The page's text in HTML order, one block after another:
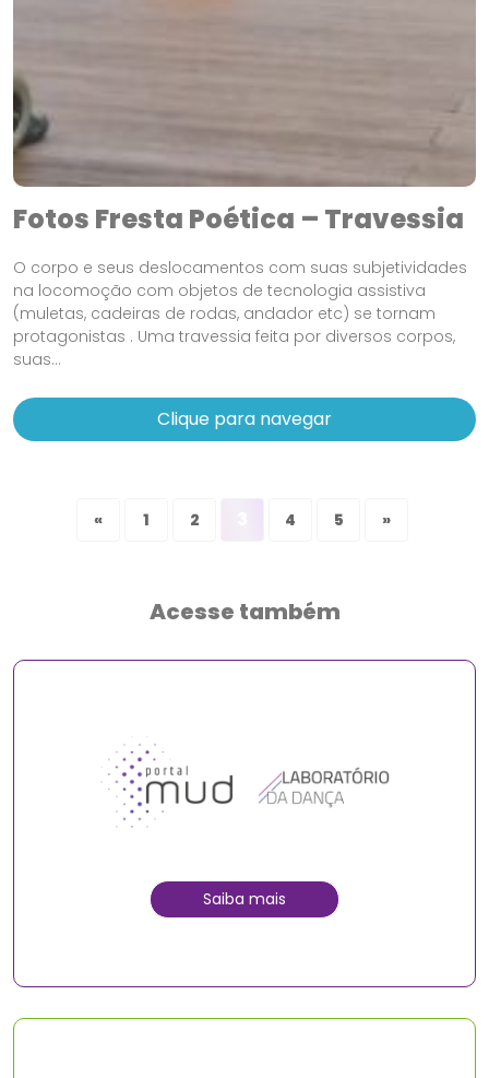
Fotos Fresta Poética – Travessia
O corpo e seus deslocamentos com suas subjetividades
na locomoção com objetos de tecnologia assistiva
(muletas, cadeiras de rodas, andador etc) se tornam
protagonistas . Uma travessia feita por diversos corpos,
suas...
Clique para navegar
« 1 2 4 5 »
Acesse também
Saiba mais